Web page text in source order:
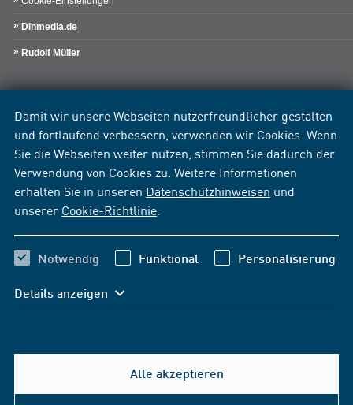
Damit wir unsere Webseiten nutzerfreundlicher gestalten
und fortlaufend verbessern, verwenden wir Cookies. Wenn
Sie die Webseiten weiter nutzen, stimmen Sie dadurch der
Verwendung von Cookies zu. Weitere Informationen
erhalten Sie in unseren Datenschutzhinweisen und
unserer Cookie-Richtlinie
Notwendig Funktional Personalisierung
Details anzeigen
Alle akzeptieren
Dinmedia.de
Rudolf Müller
Hilfe & Kontakt